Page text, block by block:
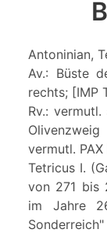
Antoninian,
Av.: Büste
rechts; [IMP
Rv.:
vermutl. PAX
Tetricus I.
von 271 bis
im Jahre